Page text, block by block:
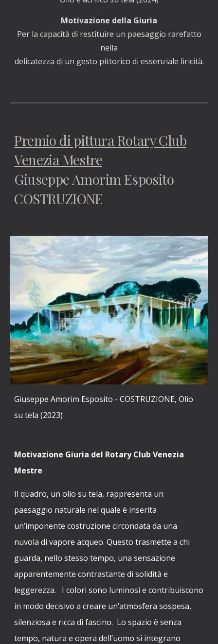
Motivazione della Giuria
Per la capacità di restituire un paesaggio rarefatto
nella
delicatezza di un gesto pittorico di essenziale liricità.
Premio di pittura Rotary Club
Venezia Mestre
Giuseppe Amorim Esposito
COSTRUZIONE
Giuseppe Amorim Esposito - COSTRUZIONE, Olio
su tela (2023)
Motivazione Giuria del Rotary Club Venezia
Mestre
Il quadro, un olio su tela, rappresenta un
paesaggio naturale nel quale è inserita
un’imponente costruzione circondata da una
nuvola di vapore acqueo. Questo trasmette a chi
guarda, nello stesso tempo, una sensazione
apparentemente contrastante di solidità e
leggerezza. I colori sono luminosi e contribuiscono
in modo decisivo a creare un’atmosfera sospesa,
silenziosa e ricca di fascino. Lo spazio è senza
tempo, natura e opera dell’uomo si integrano